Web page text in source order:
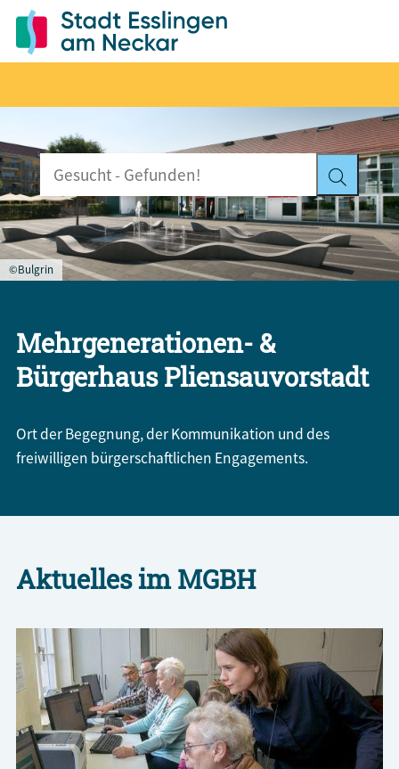
©Bulgrin
Mehrgenerationen- &
Bürgerhaus Pliensauvorstadt
Ort der Begegnung, der Kommunikation und des
freiwilligen bürgerschaftlichen Engagements.
Aktuelles im MGBH